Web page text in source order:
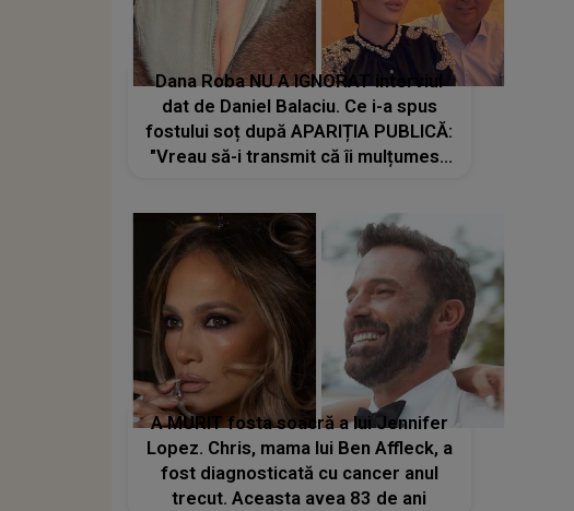
Dana Roba NU A IGNORAT interviul
dat de Daniel Balaciu. Ce i-a spus
fostului soț după APARIȚIA PUBLICĂ:
"Vreau să-i transmit că îi mulțumesc
A MURIT fosta soacră a lui Jennifer
Lopez. Chris, mama lui Ben Affleck, a
fost diagnosticată cu cancer anul
trecut. Aceasta avea 83 de ani